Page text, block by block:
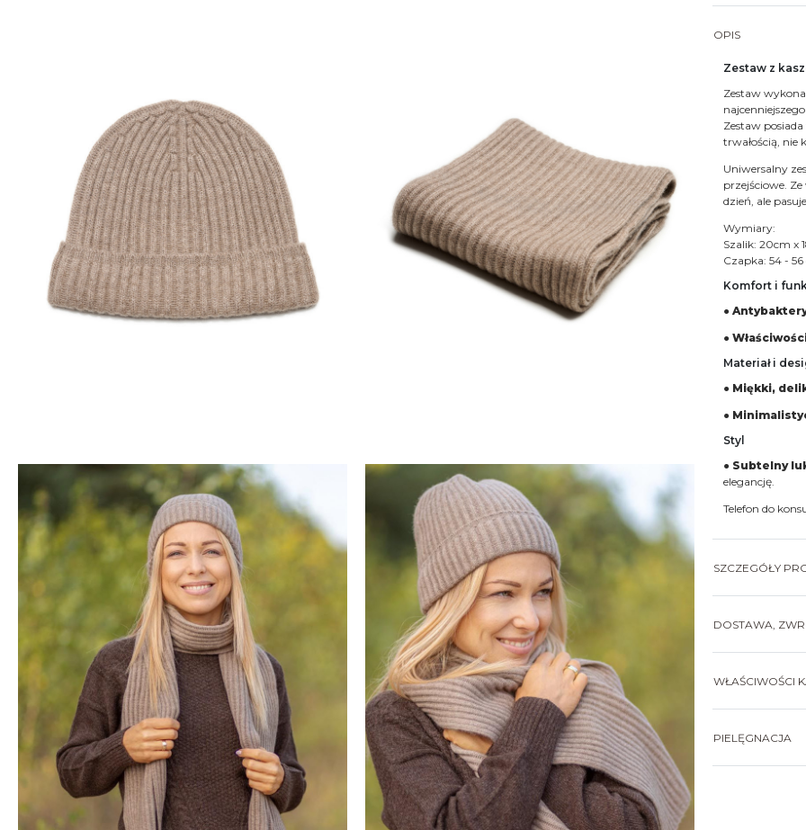
OPIS
Zestaw z
Zestaw
Zestaw
trwałością, nie
Uniwersalny
przejściowe.
dzień, ale
Wymiary:
Szalik: 20cm x
Czapka: 54 -
Komfort i
●
●
Materiał i
● Miękki,
●
Styl
● Subtelny
elegancję.
Telefon do
SZCZEGÓŁY
DOSTAWA,
WŁAŚCIWOŚCI
PIELĘGNACJA